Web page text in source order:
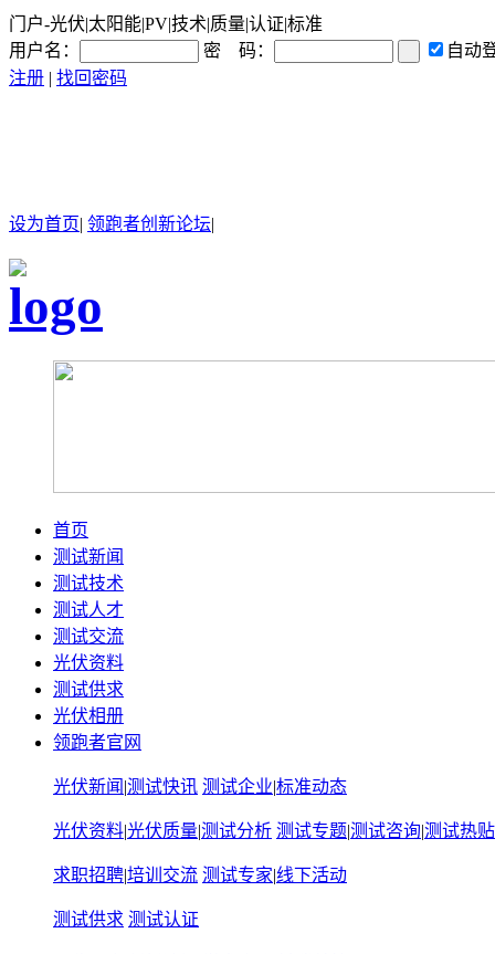
门户-光伏|太阳能|PV|技术|质量|认证|标准
用户名：
密 码：
自动
注册 | 找回密码
设为首页| 领跑者创新论坛|
首页
测试新闻
测试技术
测试人才
测试交流
光伏资料
测试供求
光伏相册
领跑者官网
光伏新闻 |测试快讯 测试企业|标准动态
光伏资料|光伏质量|测试分析 测试专题|测试咨询|测试热贴
求职招聘|培训交流 测试专家|线下活动
测试供求 测试认证